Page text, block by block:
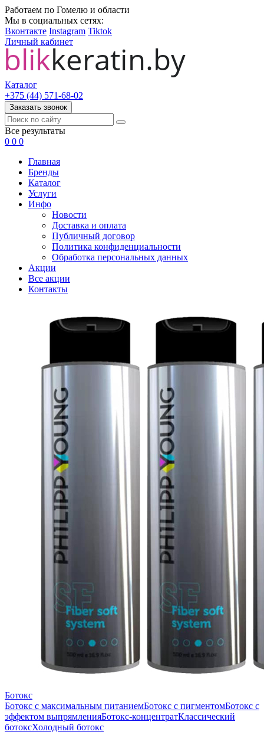
Работаем по Гомелю и области
Мы в социальных сетях:
Вконтакте Instagram Tiktok
Личный кабинет
Каталог
+375 (44) 571-68-02
Заказать звонок
Все результаты
0 0 0
Главная
Бренды
Каталог
Услуги
Инфо
Новости
Доставка и оплата
Публичный договор
Политика конфиденциальности
Обработка персональных данных
Акции
Все акции
Контакты
Ботокс
Ботокс с максимальным питаниемБотокс с пигментомБотокс с
эффектом выпрямленияБотокс-концентратКлассический
ботоксХолодный ботокс